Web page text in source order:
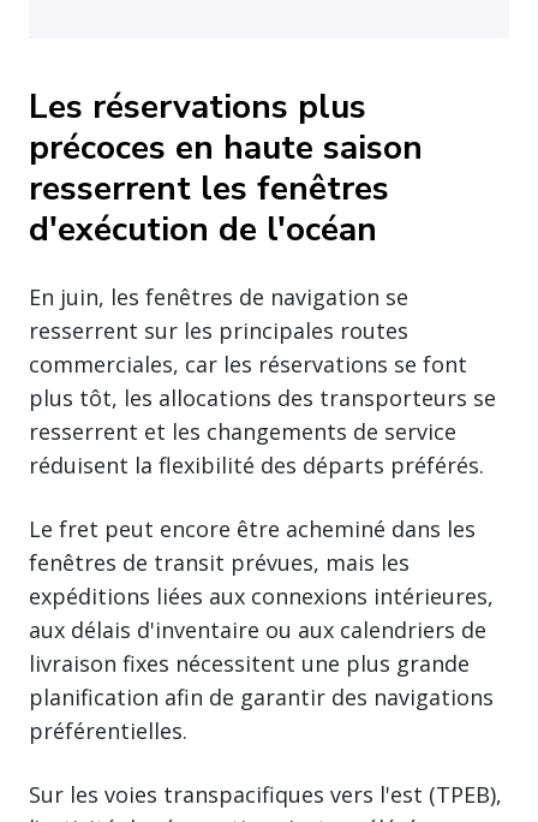
Les réservations plus
précoces en haute saison
resserrent les fenêtres
d'exécution de l'océan
En juin, les fenêtres de navigation se
resserrent sur les principales routes
commerciales, car les réservations se font
plus tôt, les allocations des transporteurs se
resserrent et les changements de service
réduisent la flexibilité des départs préférés.
Le fret peut encore être acheminé dans les
fenêtres de transit prévues, mais les
expéditions liées aux connexions intérieures,
aux délais d'inventaire ou aux calendriers de
livraison fixes nécessitent une plus grande
planification afin de garantir des navigations
préférentielles.
Sur les voies transpacifiques vers l'est (TPEB),